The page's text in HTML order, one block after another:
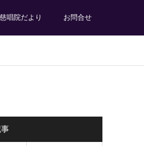
慈唱院だより お問合せ